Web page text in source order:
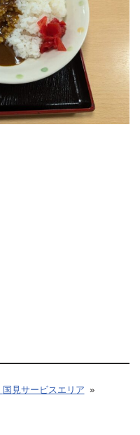
国見サービスエリア »